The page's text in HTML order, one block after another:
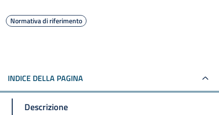
Normativa di riferimento
INDICE DELLA PAGINA
Descrizione